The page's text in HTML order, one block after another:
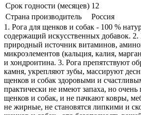
Срок годности (месяцев) 12
Страна производитель
Россия
1. Рога для щенков и собак - 100 %
содержащий искусственных добавок.
природный источник витаминов,
микроэлементов (кальция, калия,
и хондроитина. 3. Рога препятствуют
камня, укрепляют зубы, массируют
щенков и собак здоровыми и
практически не имеют запаха, но очень
щенков и собак, и не пачкают ковры,
не жирные, не становятся липкими и